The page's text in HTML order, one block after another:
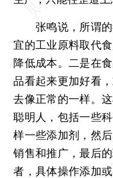
张鸣说，所谓的
宜的工业原料取代
降低成本。二是在
品看起来更加好看
去像正常的一样。
聪明人，包括一些
样一些添加剂，然
销售和推广，最后
者，具体操作添加